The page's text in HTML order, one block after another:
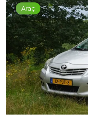
Araç